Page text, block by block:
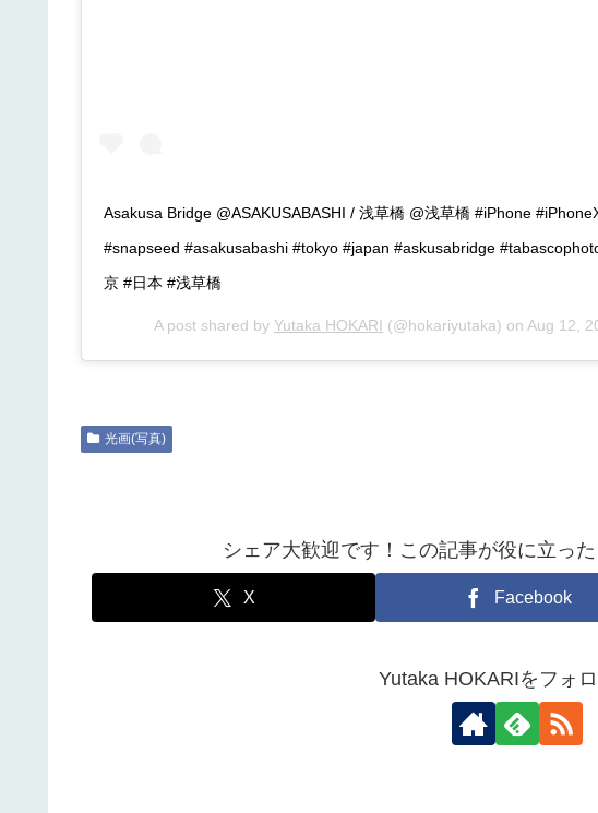
Asakusa Bridge @ASAKUSABASHI / 浅草橋 @浅草橋 #iPhone
#snapseed #asakusabashi #tokyo #japan #askusabridge
京 #日本 #浅草橋
A post shared by Yutaka HOKARI (@hokariyutaka) on Aug 12,
光画(写真)
シェア大歓迎です！この記事が役に立っ
X Facebook
Yutaka HOKARIをフォ